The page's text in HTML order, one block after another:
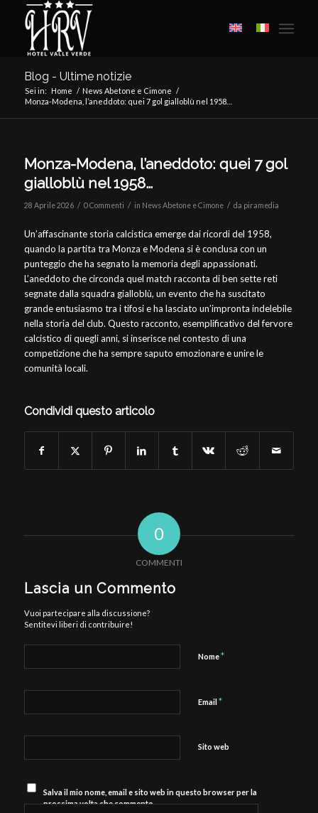
Blog - Ultime notizie
Sei in: Home / News Abetone e Cimone /
Monza-Modena, l’aneddoto: quei 7 gol gialloblù nel 1958…
Monza-Modena, l’aneddoto: quei 7 gol
gialloblù nel 1958…
28 Aprile 2026 / 0 Commenti / in News Abetone e Cimone / da piramedia
Un’affascinante storia calcistica emerge dai ricordi del 1958,
quando la partita tra Monza e Modena si è conclusa con un
punteggio che ha segnato la memoria degli appassionati.
L’aneddoto che circonda quel match racconta di ben sette reti
segnate dalla squadra gialloblù, un evento che ha suscitato
grande entusiasmo tra i tifosi e ha lasciato un’impronta indelebile
nella storia del club. Questo racconto, esemplificativo del fervore
calcistico di quegli anni, si inserisce nel contesto di una
competizione che ha sempre saputo emozionare e unire le
comunità locali.
Condividi questo articolo
0
COMMENTI
Lascia un Commento
Vuoi partecipare alla discussione?
Sentitevi liberi di contribuire!
Nome*
Email *
Sito web
Salva il mio nome, email e sito web in questo browser per la
prossima volta che commento.